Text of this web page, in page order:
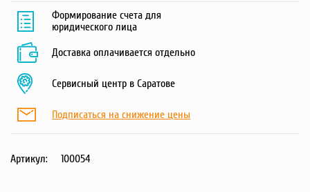
Формирование счета для
юридического лица
Доставка оплачивается отдельно
Сервисный центр в Саратове
Подписаться на снижение цены
Артикул: 100054